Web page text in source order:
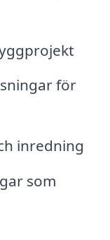
för
inredning
som